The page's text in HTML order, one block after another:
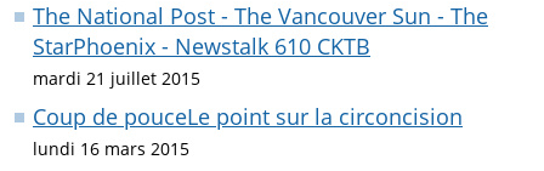
The National Post - The Vancouver Sun - The
StarPhoenix - Newstalk 610 CKTB
mardi 21 juillet 2015
Coup de pouceLe point sur la circoncision
lundi 16 mars 2015